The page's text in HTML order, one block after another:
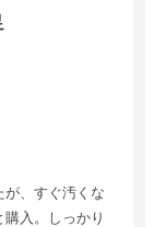
が、すぐ汚くな
入。しっかり